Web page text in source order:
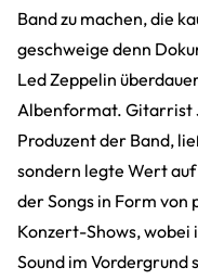
Band zu machen, die
geschweige denn
Led Zeppelin
Albenformat. Gitarrist
Produzent der Band,
sondern legte Wert
der Songs in Form
Konzert-Shows, wobei
Sound im Vordergrund